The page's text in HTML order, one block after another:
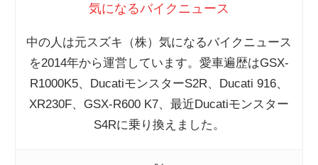
気になるバイクニュース
中の人は元スズキ（株）気になるバイクニュース
を2014年から運営しています。愛車遍歴はGSX-
R1000K5、DucatiモンスターS2R、Ducati 916、
XR230F、GSX-R600 K7、最近Ducatiモンスター
S4Rに乗り換えました。